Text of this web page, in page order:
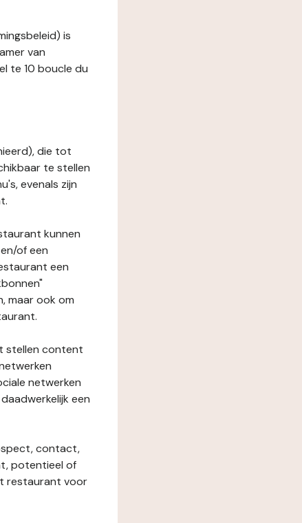
is
van
te 10 boucle du
die tot
te stellen
evenals zijn
kunnen
of een
een
maar ook om
stellen content
netwerken
een
contact,
potentieel of
restaurant voor